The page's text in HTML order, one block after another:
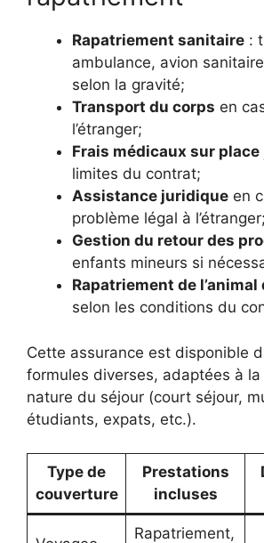
Rapatriement sanitaire :
ambulance, avion
selon la gravité;
Transport du corps en
l’étranger;
Frais médicaux sur place
limites du contrat;
Assistance juridique en
problème légal à l’étranger;
Gestion du retour des
enfants mineurs si
Rapatriement de
selon les conditions du
Cette assurance est disponible
formules diverses, adaptées à
nature du séjour (court séjour,
étudiants, expats, etc.).
Type de
couverture
Prestations
incluses
Rapatriement,